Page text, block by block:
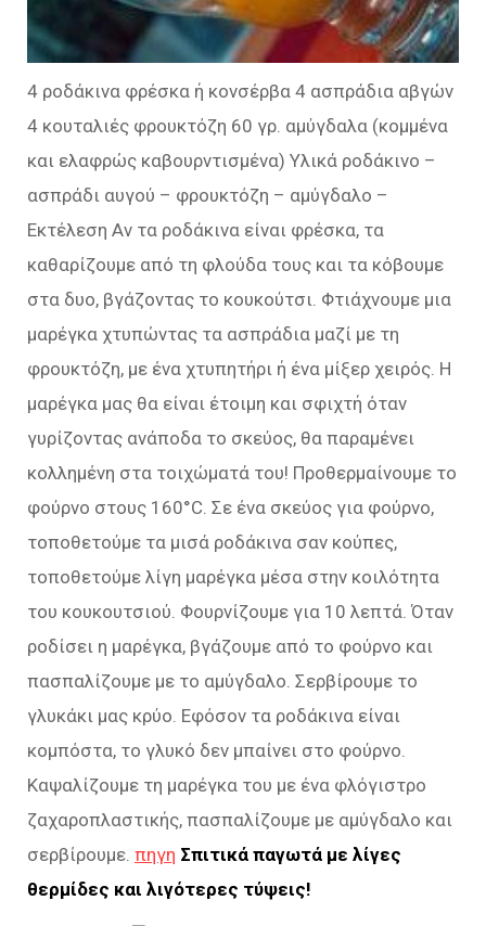
4 ροδάκινα φρέσκα ή κονσέρβα 4 ασπράδια αβγών
4 κουταλιές φρουκτόζη 60 γρ. αμύγδαλα (κομμένα
και ελαφρώς καβουρντισμένα) Υλικά ροδάκινο –
ασπράδι αυγού – φρουκτόζη – αμύγδαλο –
Εκτέλεση Αν τα ροδάκινα είναι φρέσκα, τα
καθαρίζουμε από τη φλούδα τους και τα κόβουμε
στα δυο, βγάζοντας το κουκούτσι. Φτιάχνουμε μια
μαρέγκα χτυπώντας τα ασπράδια μαζί με τη
φρουκτόζη, με ένα χτυπητήρι ή ένα μίξερ χειρός. Η
μαρέγκα μας θα είναι έτοιμη και σφιχτή όταν
γυρίζοντας ανάποδα το σκεύος, θα παραμένει
κολλημένη στα τοιχώματά του! Προθερμαίνουμε το
φούρνο στους 160°C. Σε ένα σκεύος για φούρνο,
τοποθετούμε τα μισά ροδάκινα σαν κούπες,
τοποθετούμε λίγη μαρέγκα μέσα στην κοιλότητα
του κουκουτσιού. Φουρνίζουμε για 10 λεπτά. Όταν
ροδίσει η μαρέγκα, βγάζουμε από το φούρνο και
πασπαλίζουμε με το αμύγδαλο. Σερβίρουμε το
γλυκάκι μας κρύο. Εφόσον τα ροδάκινα είναι
κομπόστα, το γλυκό δεν μπαίνει στο φούρνο.
Καψαλίζουμε τη μαρέγκα του με ένα φλόγιστρο
ζαχαροπλαστικής, πασπαλίζουμε με αμύγδαλο και
σερβίρουμε. πηγη Σπιτικά παγωτά με λίγες
θερμίδες και λιγότερες τύψεις!